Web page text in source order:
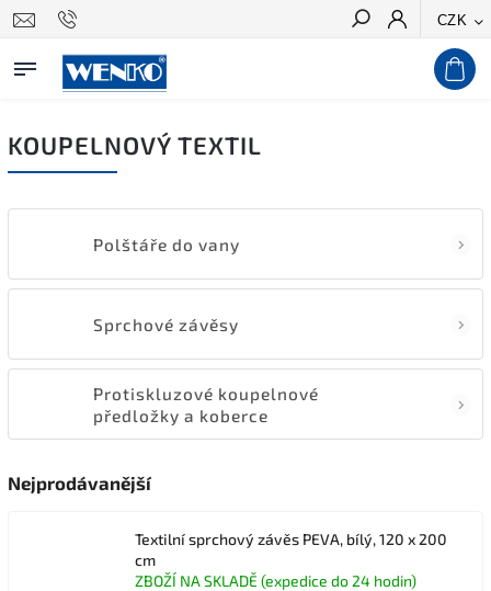
CZK
Hledat
KOUPELNOVÝ TEXTIL
Polštáře do vany
Sprchové závěsy
Protiskluzové koupelnové
předložky a koberce
Nejprodávanější
Textilní sprchový závěs PEVA, bílý, 120 x 200
cm
ZBOŽÍ NA SKLADĚ (expedice do 24 hodin)